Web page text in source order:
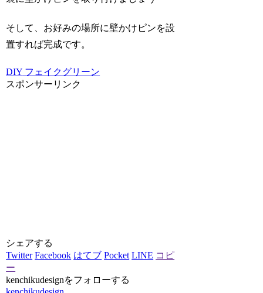
そして、お好みの場所に壁かけピンを設
置すれば完成です。
DIY フェイクグリーン
スポンサーリンク
シェアする
Twitter Facebook はてブ Pocket LINE コピ
ー
kenchikudesignをフォローする